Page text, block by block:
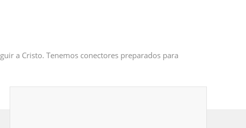
a Cristo. Tenemos conectores preparados para